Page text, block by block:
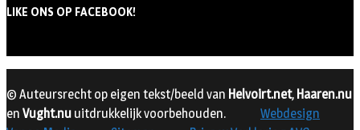
LIKE ONS OP FACEBOOK!
© Auteursrecht op eigen tekst/beeld van Helvoirt.net, Haaren.nu
en Vught.nu uitdrukkelijk voorbehouden.
Webdesign